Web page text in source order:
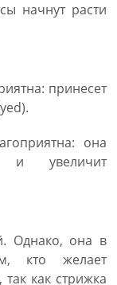
начнут расти
принесет
она
и увеличит
Однако, она в
кто желает
как стрижка